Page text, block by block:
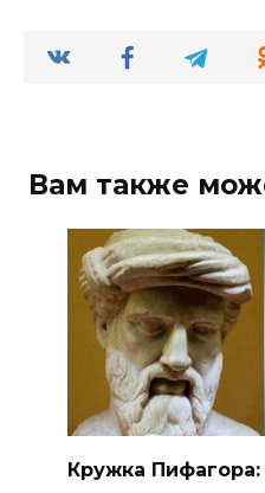
Вам также
Кружка Пифагора: